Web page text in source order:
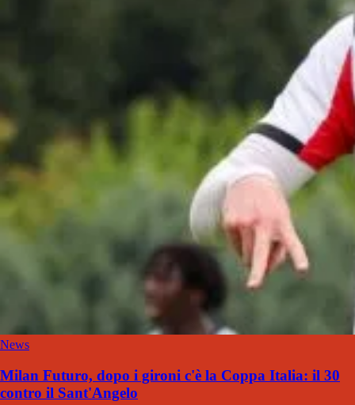
News
Milan Futuro, dopo i gironi c'è la Coppa Italia: il 30
contro il Sant'Angelo